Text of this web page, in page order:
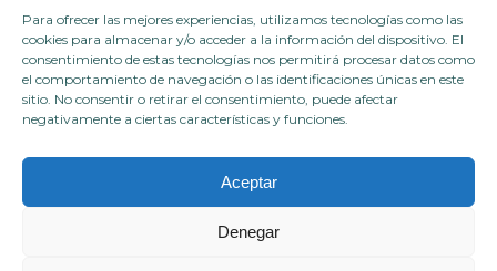
Para ofrecer las mejores experiencias, utilizamos tecnologías como las
cookies para almacenar y/o acceder a la información del dispositivo. El
consentimiento de estas tecnologías nos permitirá procesar datos como
el comportamiento de navegación o las identificaciones únicas en este
sitio. No consentir o retirar el consentimiento, puede afectar
negativamente a ciertas características y funciones.
Aceptar
Denegar
+34 633 40 72 80
hablemos@vivianaflorez.com